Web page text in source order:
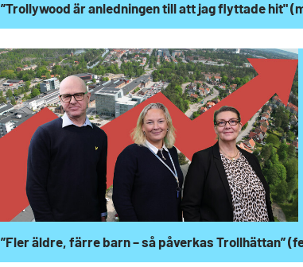
”Trollywood är anledningen till att jag flyttade hit"
”Fler äldre, färre barn – så påverkas Trollhättan”